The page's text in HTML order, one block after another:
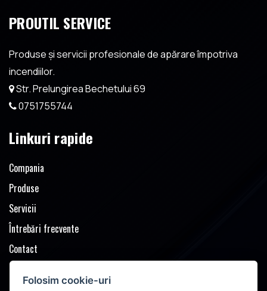
Ai nevoie de
produse sau servicii PSI?
Discutăm rapid despre cerințe, îți recomandăm soluția
potrivită și pregătim o ofertă clară, adaptată nevoilor tale.
PROUTIL SERVICE
Produse și servicii profesionale de apărare împotriva
incendiilor.
Str. Prelungirea Bechetului 69
0751755744
Linkuri rapide
Compania
Produse
Servicii
Întrebări frecvente
Contact
Solicita oferta
Folosim cookie-uri